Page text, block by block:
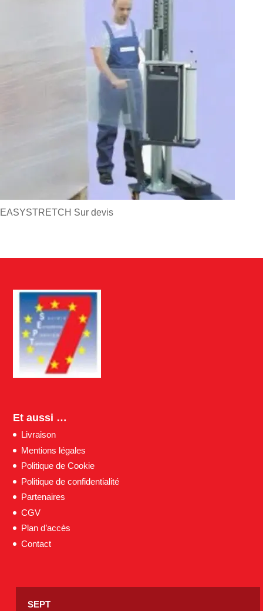
EASYSTRETCH Sur devis
Et aussi …
Livraison
Mentions légales
Politique de Cookie
Politique de confidentialité
Partenaires
CGV
Plan d’accès
Contact
SEPT